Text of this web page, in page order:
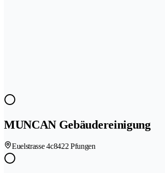
MUNCAN Gebäudereinigung
Euelstrasse 4c8422 Pfungen